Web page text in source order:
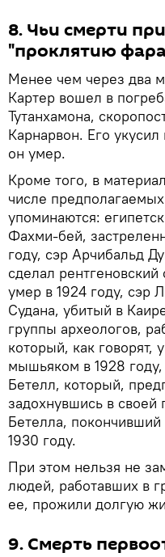
8. Чьи смерти
"проклятию
Менее чем через два
Картер вошел в
Тутанхамона,
Карнарвон. Его
он умер.
Кроме того, в
числе
упоминаются:
Фахми-бей,
году, сэр Арчибальд
сделал
умер в 1924 году, сэр
Судана, убитый в
группы археологов,
который, как говорят,
мышьяком в 1928
Бетелл, который,
задохнувшись в своей
Бетелла,
1930 году.
При этом нельзя не
людей, работавших в
ее, прожили долгую
9. Смерть